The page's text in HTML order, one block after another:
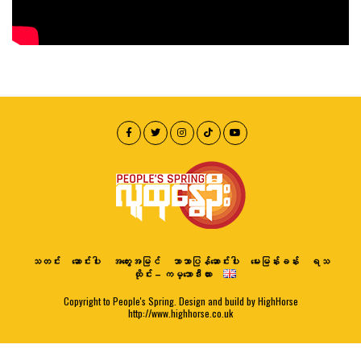
သတင်း ဆောင်းပါး အတွေးအမြင် ဘာသာပြန်ဆောင်းပါး မေးမြန်းခန်း
ရသ
ထိုင်း – ကမ္ဘောဒီးယား
Copyright to People's Spring. Design and build by HighHorse
http://www.highhorse.co.uk